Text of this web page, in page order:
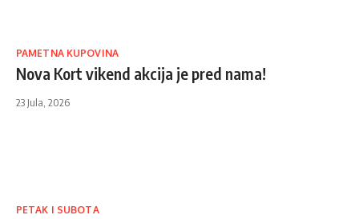
PAMETNA KUPOVINA
Nova Kort vikend akcija je pred nama!
23 Jula, 2026
PETAK I SUBOTA